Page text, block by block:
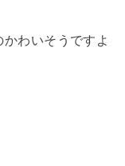
わいそうですよ